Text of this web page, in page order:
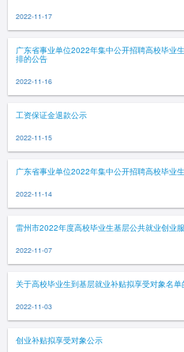
2022-11-17
广东省事业单位2022年集中公开招聘高校毕业
排的公告
2022-11-16
工资保证金退款公示
2022-11-15
广东省事业单位2022年集中公开招聘高校毕业
2022-11-14
雷州市2022年度高校毕业生基层公共就业创业
2022-11-07
关于高校毕业生到基层就业补贴拟享受对象名单
2022-11-03
创业补贴拟享受对象公示